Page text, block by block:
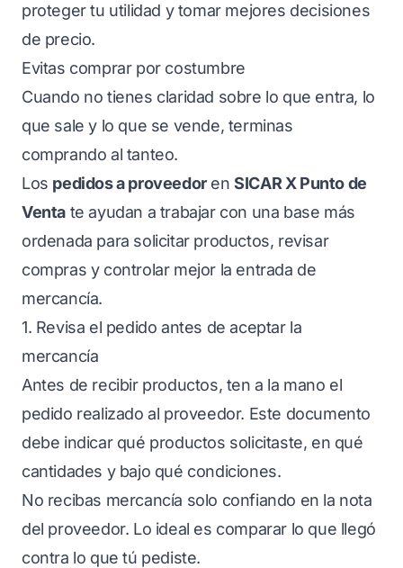
proteger tu utilidad y tomar mejores decisiones
de precio.
Evitas comprar por costumbre
Cuando no tienes claridad sobre lo que entra, lo
que sale y lo que se vende, terminas
comprando al tanteo.
Los pedidos a proveedorenSICAR X Punto de
Venta te ayudan a trabajar con una base más
ordenada para solicitar productos, revisar
compras y controlar mejor la entrada de
mercancía.
1. Revisa el pedido antes de aceptar la
mercancía
Antes de recibir productos, ten a la mano el
pedido realizado al proveedor. Este documento
debe indicar qué productos solicitaste, en qué
cantidades y bajo qué condiciones.
No recibas mercancía solo confiando en la nota
del proveedor. Lo ideal es comparar lo que llegó
contra lo que tú pediste.